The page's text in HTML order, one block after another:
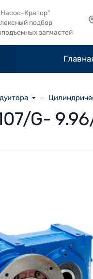
Кратор"
подбор
запчастей
G-